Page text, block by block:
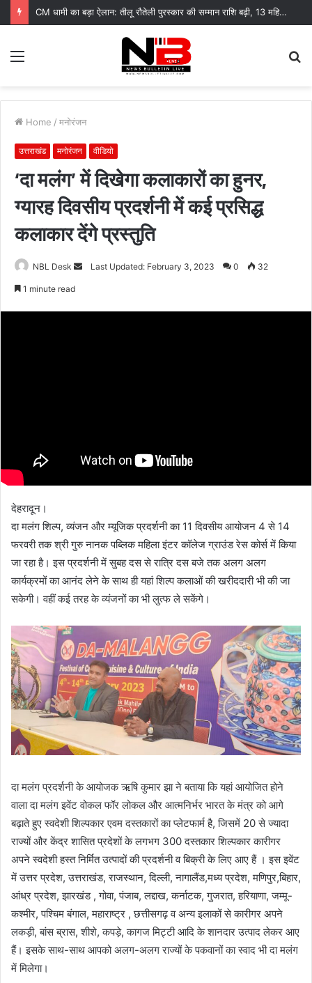
CM धामी का बड़ा ऐलान: तीलू रौतेली पुरस्कार की सम्मान राशि बढ़ी, 13 महिलाएं हुई सम्मानित
Menu
Home / मनोरंजन
उत्तराखंड मनोरंजन वीडियो
‘दा मलंग’ में दिखेगा कलाकारों का हुनर,
ग्यारह दिवसीय प्रदर्शनी में कई प्रसिद्ध
कलाकार देंगे प्रस्तुति
NBL Desk
SendLast Updated: February 3, 2023 0 32
1 minute read
देहरादून।
दा मलंग शिल्प, व्यंजन और म्यूजिक प्रदर्शनी का 11 दिवसीय आयोजन 4 से 14
फरवरी तक श्री गुरु नानक पब्लिक महिला इंटर कॉलेज ग्राउंड रेस कोर्स में किया
जा रहा है। इस प्रदर्शनी में सुबह दस से रात्रि दस बजे तक अलग अलग
कार्यक्रमों का आनंद लेने के साथ ही यहां शिल्प कलाओं की खरीददारी भी की जा
सकेगी। वहीं कई तरह के व्यंजनों का भी लुत्फ ले सकेंगे।
दा मलंग प्रदर्शनी के आयोजक ऋषि कुमार झा ने बताया कि यहां आयोजित होने
वाला दा मलंग इवेंट वोकल फॉर लोकल और आत्मनिर्भर भारत के मंत्र को आगे
बढ़ाते हुए स्वदेशी शिल्पकार एवम दस्तकारों का प्लेटफार्म है, जिसमें 20 से ज्यादा
राज्यों और केंद्र शासित प्रदेशों के लगभग 300 दस्तकार शिल्पकार कारीगर
अपने स्वदेशी हस्त निर्मित उत्पादों की प्रदर्शनी व बिक्री के लिए आए हैं । इस इवेंट
में उत्तर प्रदेश, उत्तराखंड, राजस्थान, दिल्ली, नागालैंड,मध्य प्रदेश, मणिपुर,बिहार,
आंध्र प्रदेश, झारखंड , गोवा, पंजाब, लद्दाख, कर्नाटक, गुजरात, हरियाणा, जम्मू-
कश्मीर, पश्चिम बंगाल, महाराष्ट्र , छत्तीसगढ़ व अन्य इलाकों से कारीगर अपने
लकड़ी, बांस ब्रास, शीशे, कपड़े, कागज मिट्टी आदि के शानदार उत्पाद लेकर आए
हैं। इसके साथ-साथ आपको अलग-अलग राज्यों के पकवानों का स्वाद भी दा मलंग
में मिलेगा।